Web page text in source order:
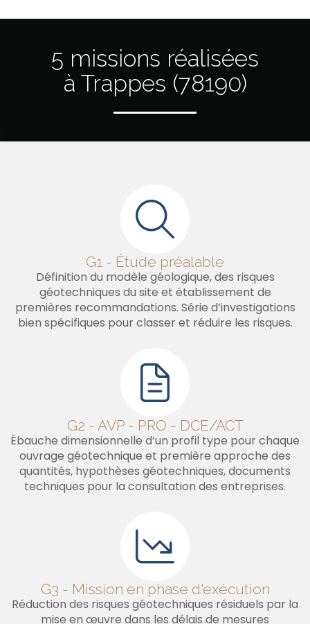
5 missions réalisées
à Trappes (78190)
G1 - Étude préalable
Définition du modèle géologique, des risques
géotechniques du site et établissement de
premières recommandations. Série d’investigations
bien spécifiques pour classer et réduire les risques.
G2 - AVP - PRO - DCE/ACT
Ébauche dimensionnelle d’un profil type pour chaque
ouvrage géotechnique et première approche des
quantités, hypothèses géotechniques, documents
techniques pour la consultation des entreprises.
G3 - Mission en phase d'exécution
Réduction des risques géotechniques résiduels par la
mise en œuvre dans les délais de mesures